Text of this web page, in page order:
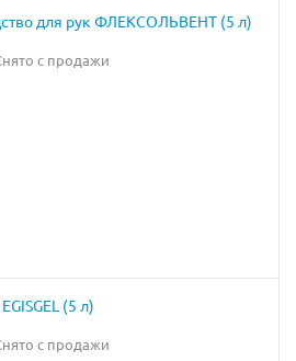
для рук ФЛЕКСОЛЬВЕНТ (5 л)
с продажи
(5 л)
с продажи